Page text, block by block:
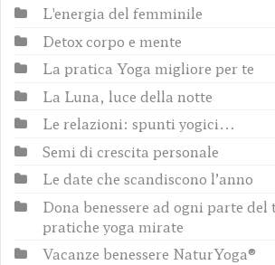
L'energia del femminile
Detox corpo e mente
La pratica Yoga migliore per te
La Luna, luce della notte
Le relazioni: spunti yogici...
Semi di crescita personale
Le date che scandiscono l’anno
Dona benessere ad ogni parte del
pratiche yoga mirate
Vacanze benessere NaturYoga®